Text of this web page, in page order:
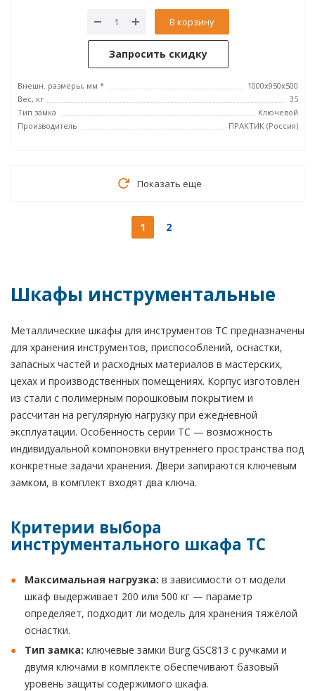
В корзину
Запросить скидку
Внешн. размеры, мм *
1000x950x500
Вес, кг
35
Тип замка
Ключевой
Производитель
ПРАКТИК (Россия)
Показать еще
1 2
Шкафы инструментальные
Металлические шкафы для инструментов TC предназначены
для хранения инструментов, приспособлений, оснастки,
запасных частей и расходных материалов в мастерских,
цехах и производственных помещениях. Корпус изготовлен
из стали с полимерным порошковым покрытием и
рассчитан на регулярную нагрузку при ежедневной
эксплуатации. Особенность серии TC — возможность
индивидуальной компоновки внутреннего пространства под
конкретные задачи хранения. Двери запираются ключевым
замком, в комплект входят два ключа.
Критерии выбора
инструментального шкафа TC
Максимальная нагрузка: в зависимости от модели
шкаф выдерживает 200 или 500 кг — параметр
определяет, подходит ли модель для хранения тяжёлой
оснастки.
Тип замка: ключевые замки Burg GSC813 с ручками и
двумя ключами в комплекте обеспечивают базовый
уровень защиты содержимого шкафа.